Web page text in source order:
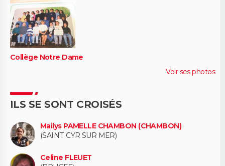
Collège Notre Dame
Voir ses photos
ILS SE SONT CROISÉS
Mailys PAMELLE CHAMBON (CHAMBON)
(SAINT CYR SUR MER)
Celine FLEUET